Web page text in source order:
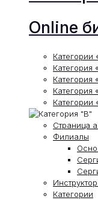
Online
Категории
Категория
Категория
Категория
Категории
Страница
Филиалы
Категории